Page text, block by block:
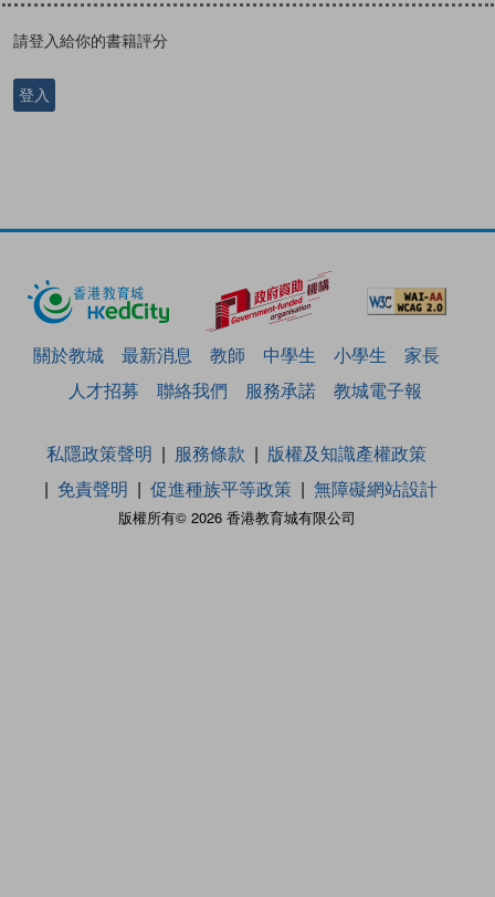
請登入給你的書籍評分
登入
關於教城 最新消息 教師 中學生 小學生
家長
人才招募
聯絡我們 服務承諾 教城電子報
版權所有© 2026 香港教育城有限公司
私隱政策聲明 服務條款
版權及知識產權政策
免責聲明
促進種族平等政策 無障礙網站設計